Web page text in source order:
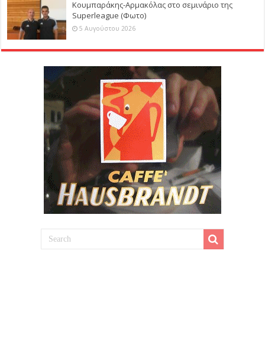
Κουμπαράκης-Αρμακόλας στο σεμινάριο της
Superleague (Φωτο)
5 Αυγούστου 2026